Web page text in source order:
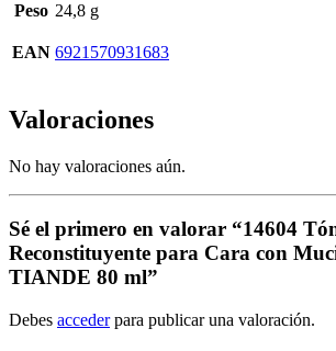
Peso 24,8 g
EAN 6921570931683
Valoraciones
No hay valoraciones aún.
Sé el primero en valorar “14604
Reconstituyente para Cara con
TIANDE 80 ml”
Debes accederpara publicar una valoración.